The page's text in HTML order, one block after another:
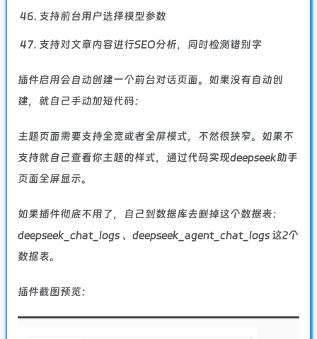
支持前台用户选择模型参数
支持对文章内容进行SEO分析，同时检测错别字
插件启用会自动创建一个前台对话页面。如果没有自动创
建，就自己手动加短代码：
主题页面需要支持全宽或者全屏模式，不然很狭窄。如果不
支持就自己查看你主题的样式，通过代码实现deepseek助手
页面全屏显示。
如果插件彻底不用了，自己到数据库去删掉这个数据表：
deepseek_chat_logs 、deepseek_agent_chat_logs 这2个
数据表。
插件截图预览：